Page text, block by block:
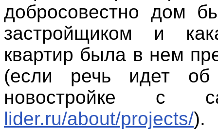
добросовестно дом
застройщиком и
квартир была в нем
(если речь идет
новостройке с
lider.ru/about/projects/).